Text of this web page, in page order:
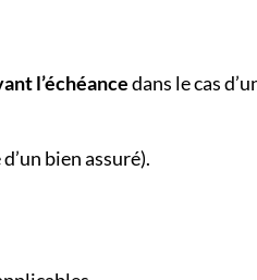
l’échéancedans le cas
bien assuré).